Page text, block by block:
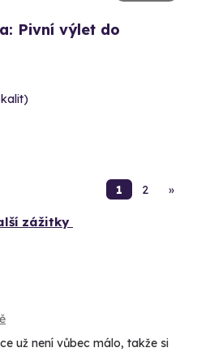
Pivní výlet do
1 2 »
zážitky
už není vůbec málo, takže si